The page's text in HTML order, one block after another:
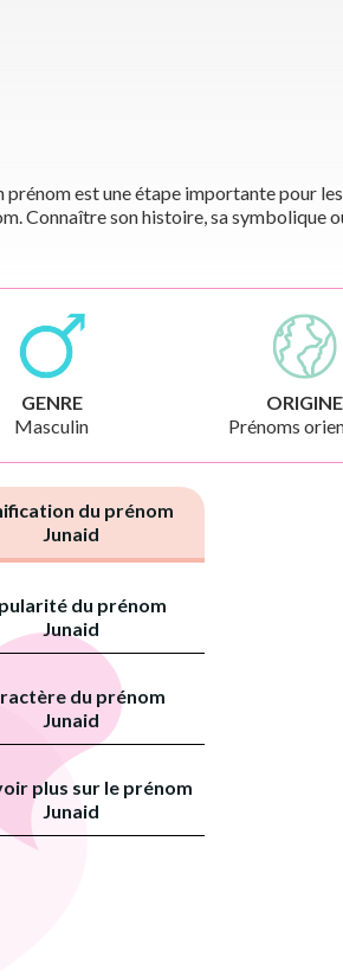
prénom est une étape importante pour
Connaître son histoire, sa symbolique
GENRE
Masculin
ORIGINE
Prénoms
du prénom
Junaid
du prénom
Junaid
du prénom
Junaid
plus sur le prénom
Junaid